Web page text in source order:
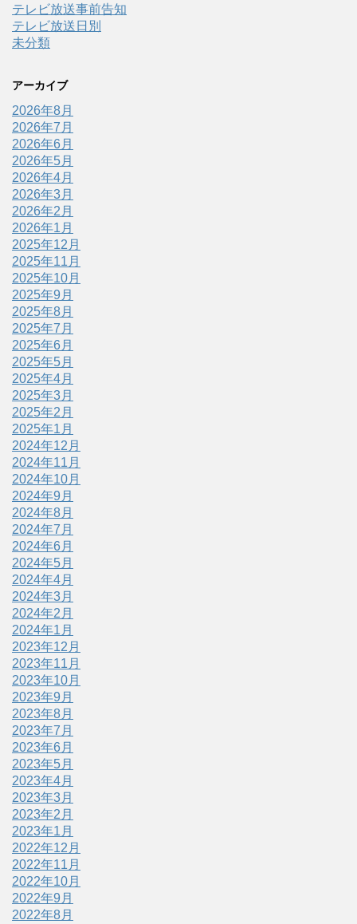
テレビ放送事前告知
テレビ放送日別
未分類
アーカイブ
2026年8月
2026年7月
2026年6月
2026年5月
2026年4月
2026年3月
2026年2月
2026年1月
2025年12月
2025年11月
2025年10月
2025年9月
2025年8月
2025年7月
2025年6月
2025年5月
2025年4月
2025年3月
2025年2月
2025年1月
2024年12月
2024年11月
2024年10月
2024年9月
2024年8月
2024年7月
2024年6月
2024年5月
2024年4月
2024年3月
2024年2月
2024年1月
2023年12月
2023年11月
2023年10月
2023年9月
2023年8月
2023年7月
2023年6月
2023年5月
2023年4月
2023年3月
2023年2月
2023年1月
2022年12月
2022年11月
2022年10月
2022年9月
2022年8月